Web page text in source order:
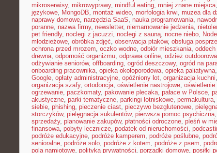
mikroserwisy, mikrowyprawy, mindful eating, mniej znane miejsca
językowe, MongoDB, montaż wideo, morfologia krwi, muzea dla
naprawy domowe, narzędzia SaaS, nauka programowania,
poranne, nazwa firmy, newsletter, niemarnowanie jedzenia,
pet friendly, noclegi z jacuzzi, noclegi z sauną, nocne niebo,
młodzieżowe, obróbka zdjęć, obserwacja ptaków, obsługa
ochrona przed mrozem, oczko wodne, odbiór mieszkania, oddech
drewna, odporność organizmu, odprawa online, odzież outdoorowa
odżywianie seniorów, offboarding, ogród deszczowy, ogród na
onboarding pracownika, opieka okołoporodowa, opieka paliatywna
Google, opłaty administracyjne, opóźniony lot, organizacja kuchni
organizacja szafy, ortodoncja, oświetlenie nastrojowe, oświetlenie
ogrzewanie, paczkomaty, pakowanie plecaka, pałace w Polsce,
akustyczne, parki tematyczne, parkingi lotniskowe, permakultura,
siebie, phishing, pieczenie ciast, pieczywo bezglutenowe,
storczyków, pielęgnacja sukulentów, pierwsza pomoc psychiczna
sprzedaży, planowanie zakupów, płatności odroczone, pleśń w
finansowa, pobyty lecznicze, podatek od nieruchomości,
podróże edukacyjne, podróże kamperem, podróże poślubne,
senioralne, podróże solo, podróże z kotem, podróże z psem,
pola namiotowe, polityka prywatności, porządki domowe, posiłki